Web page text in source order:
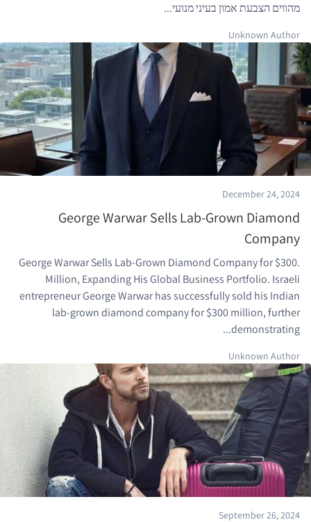
מהווים הצבעת אמון בעיני מנועי...
Unknown Author
December 24, 2024
George Warwar Sells Lab-Grown Diamond
Company
.George Warwar Sells Lab-Grown Diamond Company for $300
Million, Expanding His Global Business Portfolio. Israeli
entrepreneur George Warwar has successfully sold his Indian
lab-grown diamond company for $300 million, further
demonstrating...
Unknown Author
September 26, 2024